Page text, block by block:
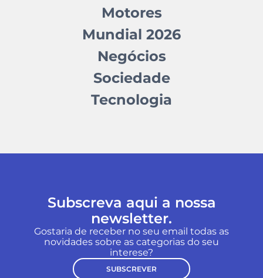
Motores
Mundial 2026
Negócios
Sociedade
Tecnologia
Subscreva aqui a nossa
newsletter.
Gostaria de receber no seu email todas as
novidades sobre as categorias do seu
interese?
SUBSCREVER